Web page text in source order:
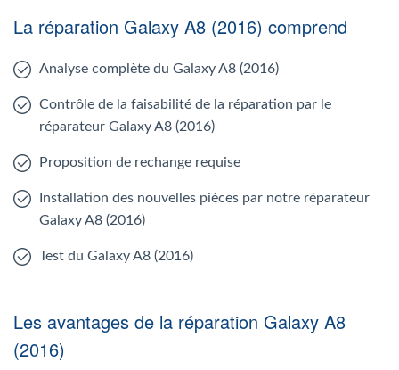
La réparation Galaxy A8 (2016) comprend
Analyse complète du Galaxy A8 (2016)
Contrôle de la faisabilité de la réparation par le
réparateur Galaxy A8 (2016)
Proposition de rechange requise
Installation des nouvelles pièces par notre réparateur
Galaxy A8 (2016)
Test du Galaxy A8 (2016)
Les avantages de la réparation Galaxy A8
(2016)